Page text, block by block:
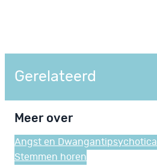
Gerelateerd
Meer over
Angst en Dwangantipsychotica
Stemmen horen